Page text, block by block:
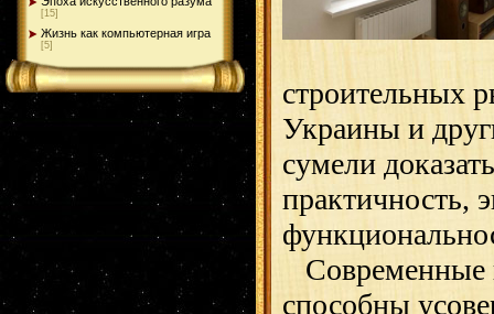
[15]
Жизнь как компьютерная игра
[5]
строительных
Украины и
сумели
практичность,
Современные
способны